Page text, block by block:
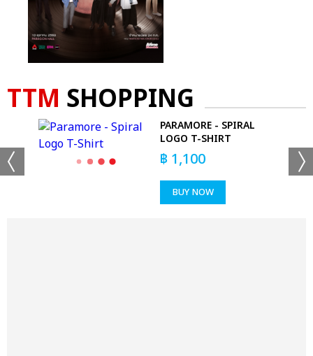
TTM SHOPPING
PARAMORE - SPIRAL
LOGO T-SHIRT
฿ 1,100
BUY NOW